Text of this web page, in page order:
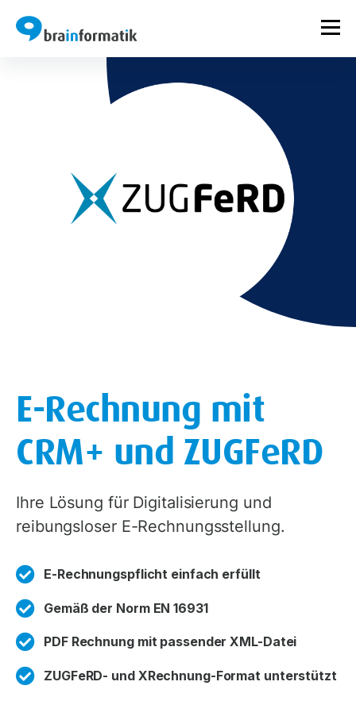
E-Rechnung mit
CRM+ und ZUGFeRD
Ihre Lösung für Digitalisierung und
reibungsloser E-Rechnungsstellung.
E-Rechnungspflicht einfach erfüllt
Gemäß der Norm EN 16931
PDF Rechnung mit passender XML-Datei
ZUGFeRD- und XRechnung-Format unterstützt